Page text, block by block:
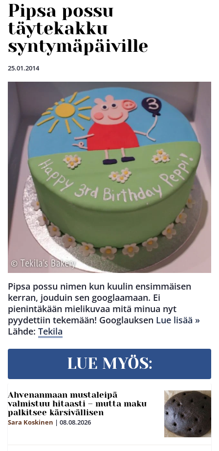
Pipsa possu
täytekakku
syntymäpäiville
25.01.2014
Pipsa possu nimen kun kuulin ensimmäisen
kerran, jouduin sen googlaamaan. Ei
pienintäkään mielikuvaa mitä minua nyt
pyydettiin tekemään! Googlauksen Lue lisää »
Lähde: Tekila
LUE MYÖS:
Ahvenanmaan mustaleipä
valmistuu hitaasti – mutta maku
palkitsee kärsivällisen
Sara Koskinen | 08.08.2026